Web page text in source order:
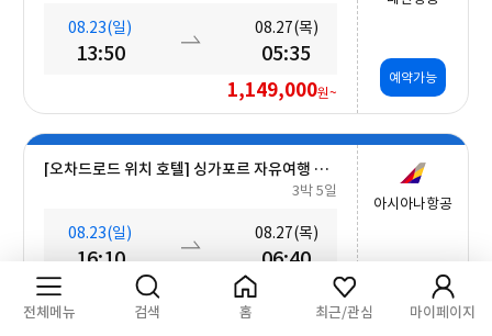
08.23(일)
13:50
08.27(목)
05:35
1,149,000원~
예약가능
[오차드로드 위치 호텔] 싱가포르 자유여행 5일 #조식포함
3박 5일
08.23(일)
16:10
08.27(목)
06:40
1,149,000
아시아나항공
예약가능
전체메뉴 검색 홈 최근/관심 마이페이지